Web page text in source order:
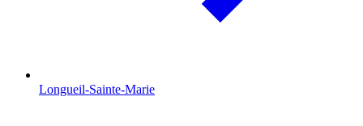
Longueil-Sainte-Marie